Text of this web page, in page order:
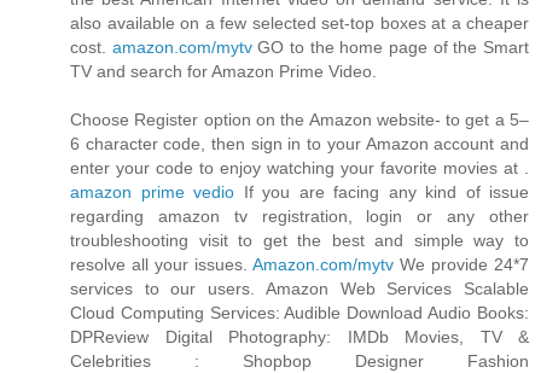
also available on a few selected set-top boxes at a cheaper
cost. amazon.com/mytvGO to the home page of the Smart
TV and search for Amazon Prime Video.
Choose Register option on the Amazon website- to get a 5–
6 character code, then sign in to your Amazon account and
enter your code to enjoy watching your favorite movies at .
amazon prime vedio If you are facing any kind of issue
regarding amazon tv registration, login or any other
troubleshooting visit to get the best and simple way to
resolve all your issues. Amazon.com/mytv We provide 24*7
services to our users. Amazon Web Services Scalable
Cloud Computing Services: Audible Download Audio Books:
DPReview Digital Photography: IMDb Movies, TV &
Celebrities : Shopbop Designer Fashion